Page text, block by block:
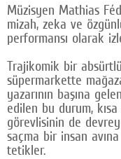
Müzisyen Mathias
mizah, zeka ve
performansı olarak
Trajikomik bir
süpermarkette
yazarının başına
edilen bu durum,
görevlisinin de
saçma bir insan
tetikler.